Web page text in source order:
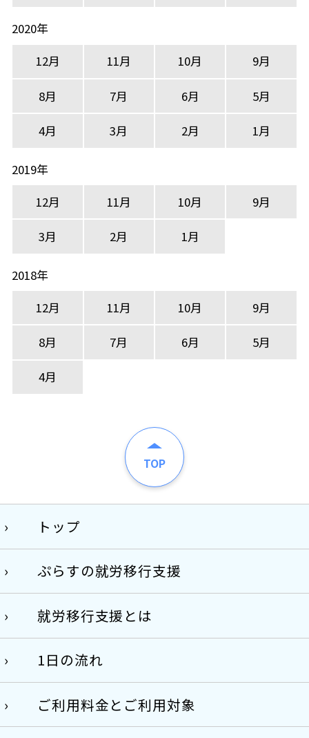
2020年
12月
11月 10月 9月
8月 7月 6月 5月
4月 3月 2月 1月
2019年
12月
11月 10月 9月
3月 2月 1月
2018年
12月
11月 10月 9月
8月 7月 6月 5月
4月
TOP
トップ
ぷらすの就労移行支援
就労移行支援とは
1日の流れ
ご利用料金とご利用対象